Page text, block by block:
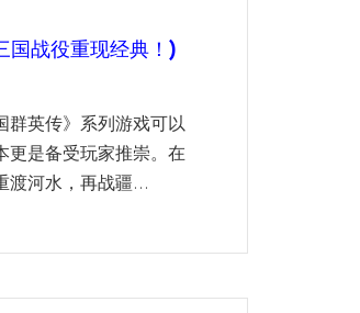
国战役重现经典！)
群英传》系列游戏可以
更是备受玩家推崇。在
渡河水，再战疆...